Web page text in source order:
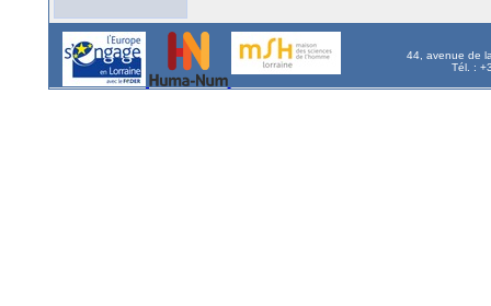
44, avenue de
Tél. :